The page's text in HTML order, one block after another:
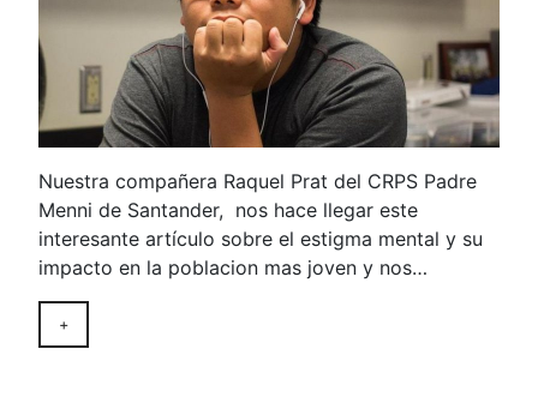
Nuestra compañera Raquel Prat del CRPS Padre
Menni de Santander, nos hace llegar este
interesante artículo sobre el estigma mental y su
impacto en la poblacion mas joven y nos…
+